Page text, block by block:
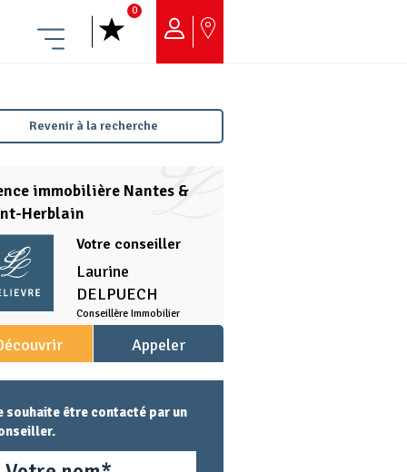
0
Revenir à la recherche
immobilière Nantes &
Herblain
Votre conseiller
Laurine
DELPUECH
Conseillère Immobilier
l'agence
Appeler
l'agence
souhaite être contacté par un